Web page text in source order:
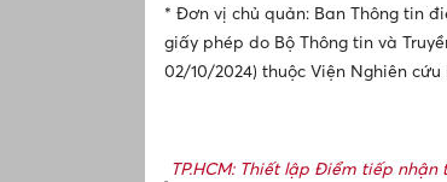
* Đơn vị chủ quản: Ban Thông tin
giấy phép do Bộ Thông tin và
02/10/2024) thuộc Viện Nghiên
TP.HCM: Thiết lập Điểm tiếp